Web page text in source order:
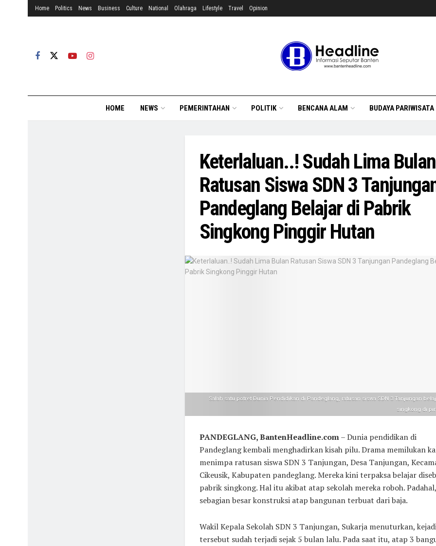
Home Politics News Business Culture National Olahraga Lifestyle Travel Opinion
HOME NEWS PEMERINTAHAN POLITIK BENCANA ALAM BUDAYA PARIWISATA
Keterlaluan..! Sudah Lima Bulan
Ratusan Siswa SDN 3
Pandeglang Belajar di Pabrik
Singkong Pinggir Hutan
Salah satu potret Dunia Pendidikan di Pandeglang, ratusan siswa SDN 3 Tanjungan
singkong di
PANDEGLANG, BantenHeadline.com– Dunia pendidikan di
Pandeglang kembali menghadirkan kisah pilu. Drama memilukan
menimpa ratusan siswa SDN 3 Tanjungan, Desa Tanjungan,
Cikeusik, Kabupaten pandeglang. Mereka kini terpaksa belajar
pabrik singkong. Hal itu akibat atap sekolah mereka roboh. Padahal,
sebagian besar konstruksi atap bangunan terbuat dari baja.
Wakil Kepala Sekolah SDN 3 Tanjungan, Sukarja menuturkan,
tersebut sudah terjadi sejak 5 bulan lalu. Pada saat itu, atap 3